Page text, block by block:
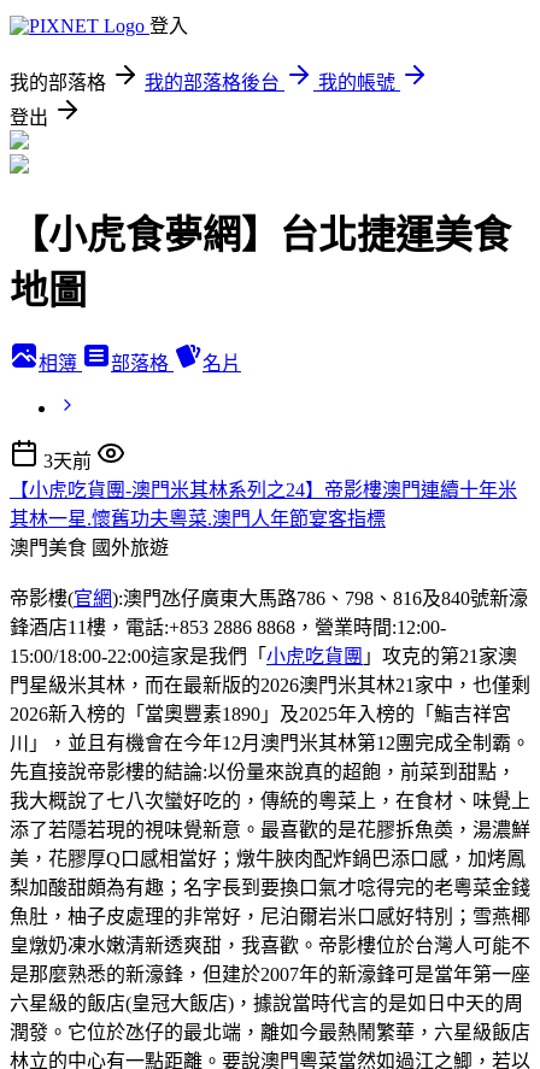
登入
我的部落格 我的部落格後台
我的帳號
登出
【小虎食夢網】台北捷運美食
地圖
相簿 部落格 名片
3天前
【小虎吃貨團-澳門米其林系列之24】帝影樓澳門連續十年米
其林一星.懷舊功夫粵菜.澳門人年節宴客指標
澳門美食 國外旅遊
帝影樓(官網):澳門氹仔廣東大馬路786、798、816及840號新濠
鋒酒店11樓，電話:+853 2886 8868，營業時間:12:00-
15:00/18:00-22:00這家是我們「 小虎吃貨團 」攻克的第21家澳
門星級米其林，而在最新版的2026澳門米其林21家中，也僅剩
2026新入榜的「當奧豐素1890」及2025年入榜的「鮨吉祥宮
川」，並且有機會在今年12月澳門米其林第12團完成全制霸。
先直接說帝影樓的結論:以份量來說真的超飽，前菜到甜點，
我大概說了七八次蠻好吃的，傳統的粵菜上，在食材、味覺上
添了若隱若現的視味覺新意。最喜歡的是花膠拆魚𡙡，湯濃鮮
美，花膠厚Q口感相當好；燉牛脥肉配炸鍋巴添口感，加烤鳳
梨加酸甜頗為有趣；名字長到要換口氣才唸得完的老粵菜金錢
魚肚，柚子皮處理的非常好，尼泊爾岩米口感好特別；雪燕椰
皇燉奶凍水嫩清新透爽甜，我喜歡。帝影樓位於台灣人可能不
是那麼熟悉的新濠鋒，但建於2007年的新濠鋒可是當年第一座
六星級的飯店(皇冠大飯店)，據說當時代言的是如日中天的周
潤發。它位於氹仔的最北端，離如今最熱鬧繁華，六星級飯店
林立的中心有一點距離。要說澳門粵菜當然如過江之鯽，若以